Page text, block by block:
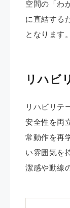
空間の「わ
に直結する
となります。
リハビ
リハビリテ
安全性を両
常動作を再
い雰囲気を
潔感や動線